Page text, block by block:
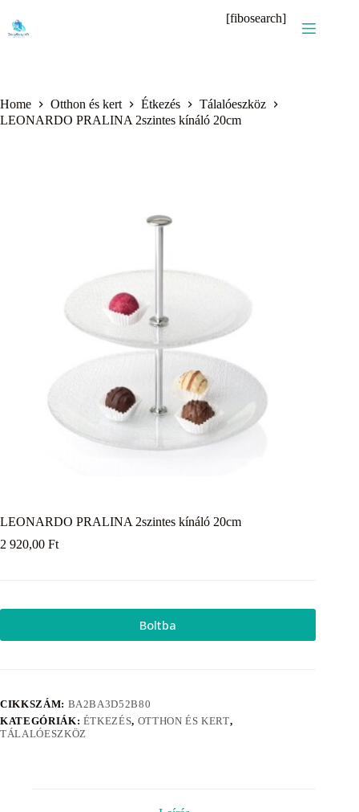
content
[fibosearch]
Home Otthon és kert Étkezés
Tálalóeszköz
LEONARDO PRALINA 2szintes kínáló 20cm
LEONARDO PRALINA 2szintes kínáló 20cm
2 920,00 Ft
Boltba
CIKKSZÁM: BA2BA3D52B80
KATEGÓRIÁK: ÉTKEZÉS, OTTHON ÉS KERT,
TÁLALÓESZKÖZ